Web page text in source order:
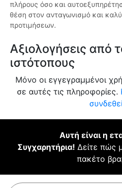
πλήρους όσο και
θέση στον ανταγωνισμό και
προτιμήσεων.
Αξιολογήσεις από
ιστότοπους
Μόνο οι εγγεγραμμένοι
σε αυτές τις πληροφορίες.
Αυτή είναι η
Συγχαρητήρια! Δείτε πώς
πακέτο